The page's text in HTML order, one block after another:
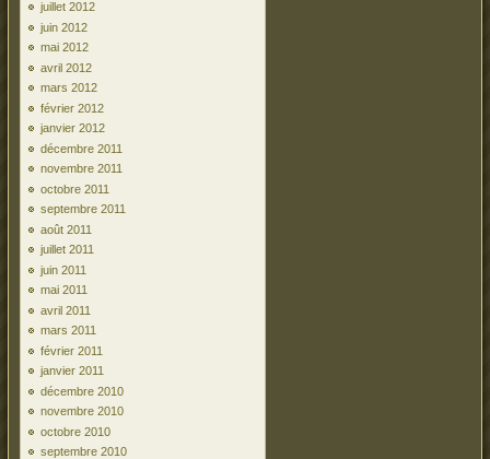
juillet 2012
juin 2012
mai 2012
avril 2012
mars 2012
février 2012
janvier 2012
décembre 2011
novembre 2011
octobre 2011
septembre 2011
août 2011
juillet 2011
juin 2011
mai 2011
avril 2011
mars 2011
février 2011
janvier 2011
décembre 2010
novembre 2010
octobre 2010
septembre 2010